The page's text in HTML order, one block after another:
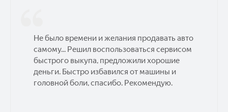
Не было времени и желания продавать авто
самому... Решил воспользоваться сервисом
быстрого выкупа, предложили хорошие
деньги. Быстро избавился от машины и
головной боли, спасибо. Рекомендую.